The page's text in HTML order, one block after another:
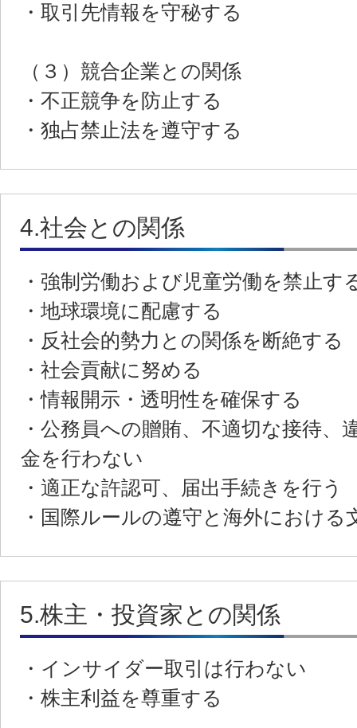
・取引先情報を守秘する
（３）競合企業との関係
・不正競争を防止する
・独占禁止法を遵守する
4.社会との関係
・強制労働および児童労働を禁止す
・地球環境に配慮する
・反社会的勢力との関係を断絶する
・社会貢献に努める
・情報開示・透明性を確保する
・公務員への贈賄、不適切な接待、
金を行わない
・適正な許認可、届出手続きを行う
・国際ルールの遵守と海外における
5.株主・投資家との関係
・インサイダー取引は行わない
・株主利益を尊重する